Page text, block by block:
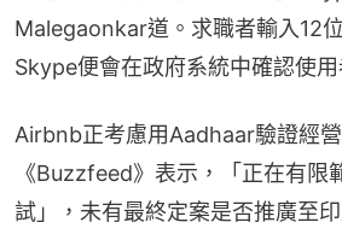
Malegaonkar道。求職者輸入12
Skype便會在政府系統中確認使用
Airbnb正考慮用Aadhaar驗證經
《Buzzfeed》表示，「正在有限
試」，未有最終定案是否推廣至